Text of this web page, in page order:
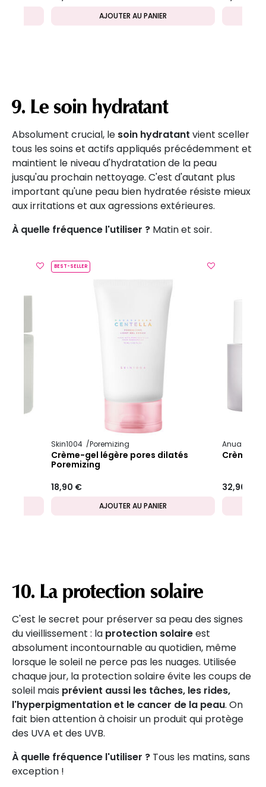
AJOUTER AU PANIER
9. Le soin hydratant
Absolument crucial, le soin hydratant vient sceller
tous les soins et actifs appliqués précédemment et
maintient le niveau d'hydratation de la peau
jusqu'au prochain nettoyage. C'est d'autant plus
important qu'une peau bien hydratée résiste mieux
aux irritations et aux agressions extérieures.
À quelle fréquence l'utiliser ? Matin et soir.
BEST-SELLER
Skin1004 Poremizing
Crème-gel légère pores dilatés
Poremizing
18,90 €
AJOUTER AU PANIER
Anua
Crème
32,90 €
10. La protection solaire
C'est le secret pour préserver sa peau des signes
du vieillissement : la protection solaireest
absolument incontournable au quotidien, même
lorsque le soleil ne perce pas les nuages. Utilisée
chaque jour, la protection solaire évite les coups de
soleil mais prévient aussi les tâches, les rides,
l'hyperpigmentation et le cancer de la peau. On
fait bien attention à choisir un produit qui protège
des UVA et des UVB.
À quelle fréquence l'utiliser ? Tous les matins, sans
exception !